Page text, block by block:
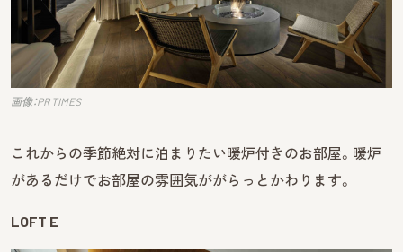
画像：PR TIMES
これからの季節絶対に泊まりたい暖炉付きのお部屋。暖炉
があるだけでお部屋の雰囲気ががらっとかわります。
LOFT E